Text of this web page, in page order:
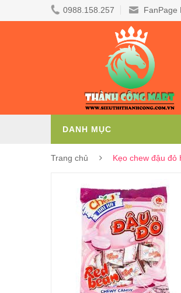
0988.158.257 FanPage
DANH MỤC
Trang chủ Kẹo chew đậu đỏ